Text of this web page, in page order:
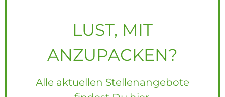
LUST, MIT
ANZUPACKEN?
Alle aktuellen Stellenangebote